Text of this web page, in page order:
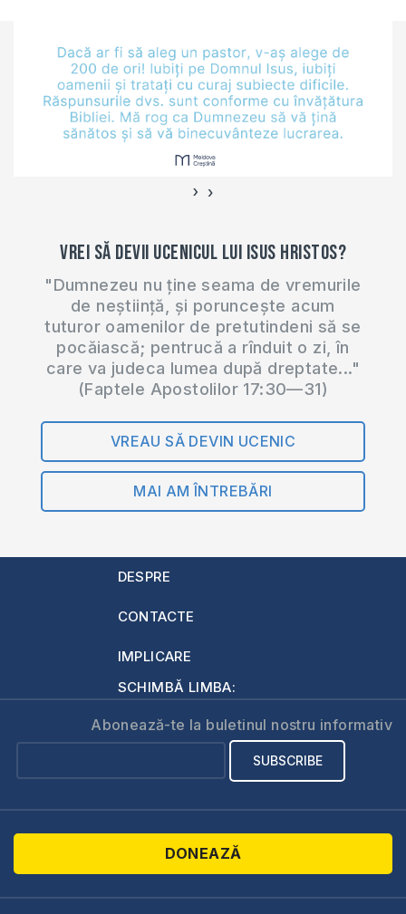
‹ ›
Vrei să devii ucenicul lui Isus Hristos?
"Dumnezeu nu ține seama de vremurile
de neștiință, și poruncește acum
tuturor oamenilor de pretutindeni să se
pocăiască; pentrucă a rînduit o zi, în
care va judeca lumea după dreptate..."
(Faptele Apostolilor 17:30—31)
VREAU SĂ DEVIN UCENIC
MAI AM ÎNTREBĂRI
DESPRE
CONTACTE
IMPLICARE
SCHIMBĂ LIMBA:
Abonează-te la buletinul nostru informativ
DONEAZĂ